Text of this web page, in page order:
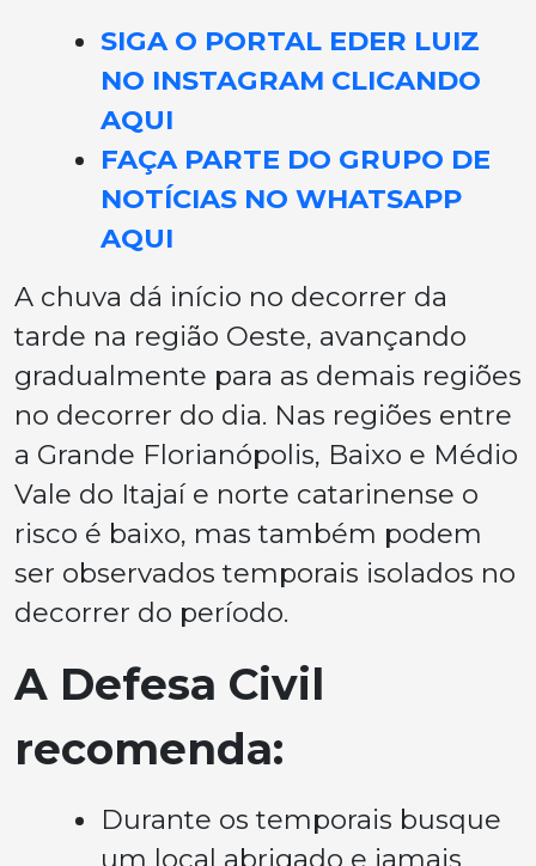
SIGA O PORTAL EDER LUIZ
NO INSTAGRAM CLICANDO
AQUI
FAÇA PARTE DO GRUPO DE
NOTÍCIAS NO WHATSAPP
AQUI
A chuva dá início no decorrer da
tarde na região Oeste, avançando
gradualmente para as demais regiões
no decorrer do dia. Nas regiões entre
a Grande Florianópolis, Baixo e Médio
Vale do Itajaí e norte catarinense o
risco é baixo, mas também podem
ser observados temporais isolados no
decorrer do período.
A Defesa Civil
recomenda:
Durante os temporais busque
um local abrigado e jamais